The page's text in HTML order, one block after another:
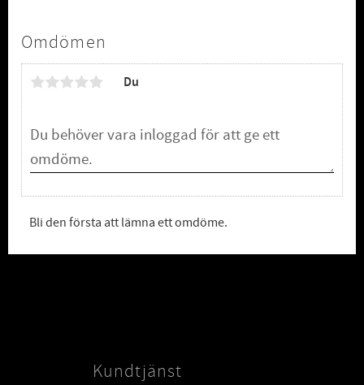
Omdömen
Du
Bli den första att lämna ett omdöme.
Kundtjänst